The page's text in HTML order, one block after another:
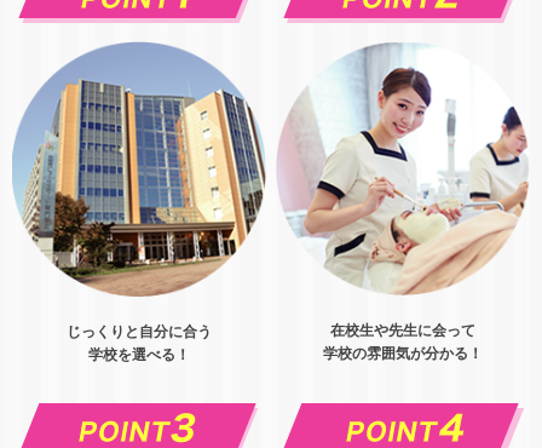
じっくりと自分に合う
学校を選べる！
在校生や先生に会って
学校の雰囲気が分かる！